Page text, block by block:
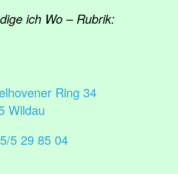
ich Wo – Rubrik:
Ring 34
Wildau
5 29 85 04